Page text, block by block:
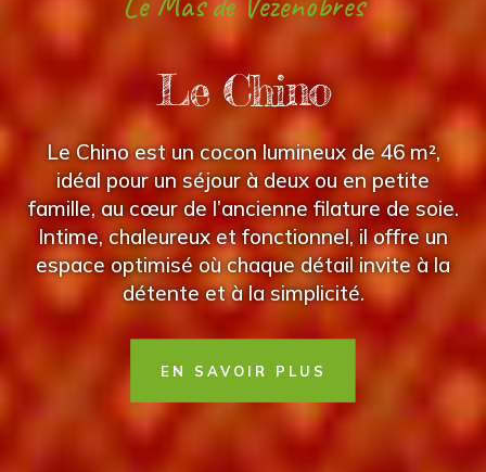
Le Chino
Le Chino est un cocon lumineux de 46 m²,
idéal pour un séjour à deux ou en petite
famille, au cœur de l’ancienne filature de soie.
Intime, chaleureux et fonctionnel, il offre un
espace optimisé où chaque détail invite à la
détente et à la simplicité.
EN SAVOIR PLUS